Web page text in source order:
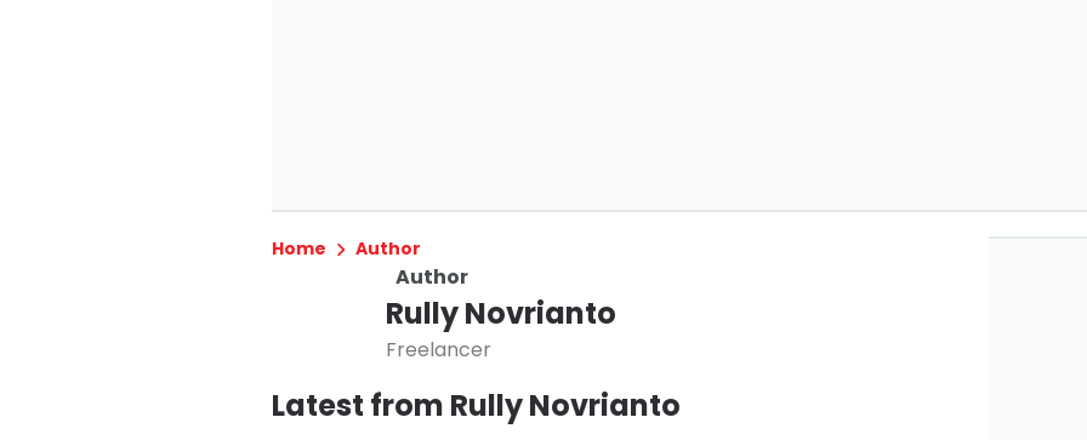
Home Author
Author
Rully Novrianto
Freelancer
Latest from Rully Novrianto